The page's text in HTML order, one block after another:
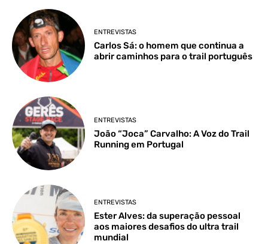
ENTREVISTAS
Carlos Sá: o homem que continua a
abrir caminhos para o trail português
ENTREVISTAS
João “Joca” Carvalho: A Voz do Trail
Running em Portugal
ENTREVISTAS
Ester Alves: da superação pessoal
aos maiores desafios do ultra trail
mundial